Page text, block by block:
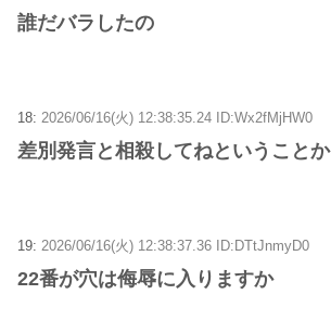
誰だバラしたの
18: 2026/06/16(火) 12:38:35.24 ID:Wx2fMjHW0
差別発言と相殺してねということか
19: 2026/06/16(火) 12:38:37.36 ID:DTtJnmyD0
22番が穴は侮辱に入りますか